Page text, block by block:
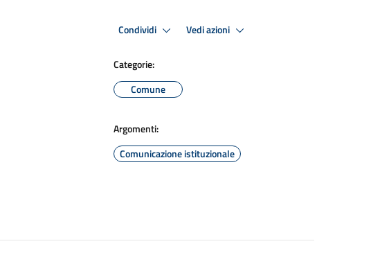
Condividi Vedi azioni
Categorie:
Comune
Argomenti:
Comunicazione istituzionale